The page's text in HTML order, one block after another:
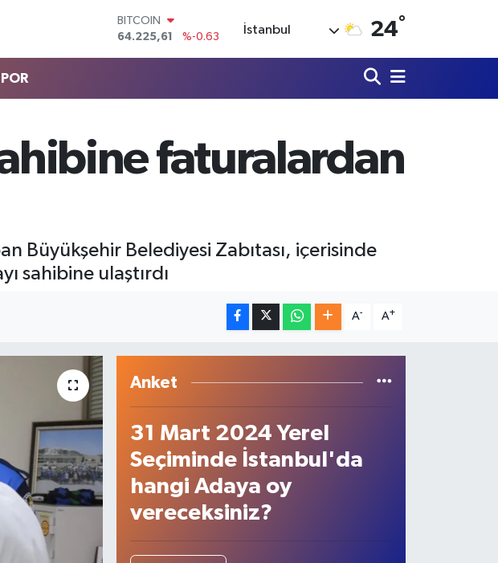
BITCOIN
64.225,61
%-0.63
55,0317
%-0.02
GRAM ALTIN
6510.40
%0.45
İstanbul 24°
faturalardan
Büyükşehir Belediyesi Zabıtası, içerisinde
sahibine ulaştırdı
A- A+
Anket
31 Mart 2024 Yerel
Seçiminde İstanbul'da
hangi Adaya oy
vereceksiniz?